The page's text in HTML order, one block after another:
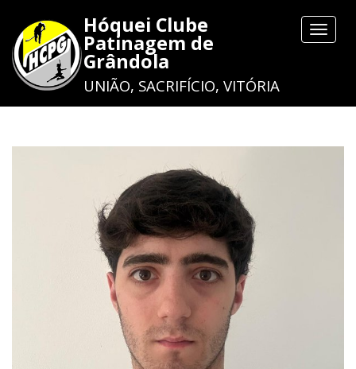
Toggle
Hóquei Clube
Patinagem de
Grândola
UNIÃO, SACRIFÍCIO, VITÓRIA